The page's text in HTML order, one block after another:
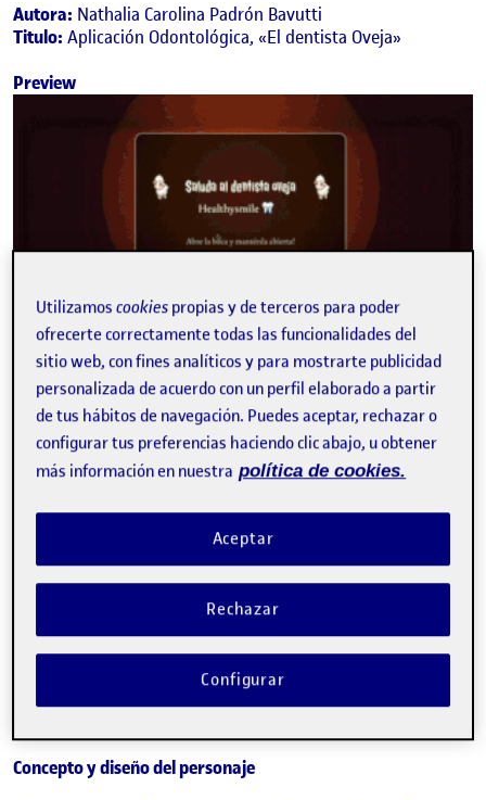
Autora: Nathalia Carolina Padrón Bavutti
Titulo: Aplicación Odontológica, «El dentista Oveja»
Preview
Página en vivo
Click para acceder a laVersión Live
Este proyecto explora experiencias interactivas para la
primera infancia utilizando detección facial en tiempo real
para fomentar hábitos de higiene a través del juego.
HealthySmile, nos enfocamos en diseñar
Concepto y diseño del personaje
Utilizamoscookies propias y de terceros para poder
ofrecerte correctamente todas las funcionalidades del
sitio web, con fines analíticos y para mostrarte publicidad
personalizada de acuerdo con un perfil elaborado a partir
de tus hábitos de navegación. Puedes aceptar, rechazar o
configurar tus preferencias haciendo clic abajo, u obtener
más información en nuestra política de cookies.
Rechazar
Aceptar
Configurar